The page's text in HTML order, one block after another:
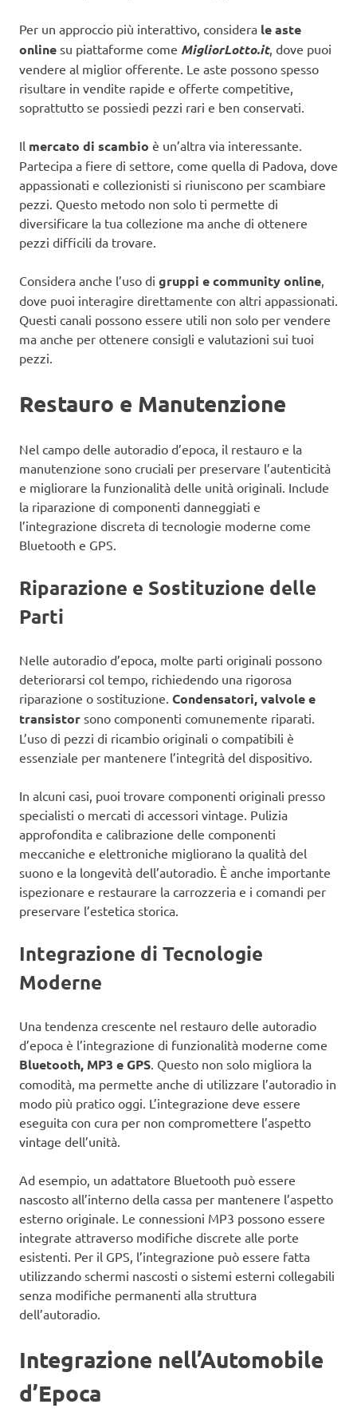
Per un approccio più interattivo, considera le aste
online su piattaforme come MigliorLotto.it, dove puoi
vendere al miglior offerente. Le aste possono spesso
risultare in vendite rapide e offerte competitive,
soprattutto se possiedi pezzi rari e ben conservati.
Il mercato di scambio è un’altra via interessante.
Partecipa a fiere di settore, come quella di Padova, dove
appassionati e collezionisti si riuniscono per scambiare
pezzi. Questo metodo non solo ti permette di
diversificare la tua collezione ma anche di ottenere
pezzi difficili da trovare.
Considera anche l’uso di gruppi e community online,
dove puoi interagire direttamente con altri appassionati.
Questi canali possono essere utili non solo per vendere
ma anche per ottenere consigli e valutazioni sui tuoi
pezzi.
Restauro e Manutenzione
Nel campo delle autoradio d’epoca, il restauro e la
manutenzione sono cruciali per preservare l’autenticità
e migliorare la funzionalità delle unità originali. Include
la riparazione di componenti danneggiati e
l’integrazione discreta di tecnologie moderne come
Bluetooth e GPS.
Riparazione e Sostituzione delle
Parti
Nelle autoradio d’epoca, molte parti originali possono
deteriorarsi col tempo, richiedendo una rigorosa
riparazione o sostituzione. Condensatori, valvole e
transistor sono componenti comunemente riparati.
L’uso di pezzi di ricambio originali o compatibili è
essenziale per mantenere l’integrità del dispositivo.
In alcuni casi, puoi trovare componenti originali presso
specialisti o mercati di accessori vintage. Pulizia
approfondita e calibrazione delle componenti
meccaniche e elettroniche migliorano la qualità del
suono e la longevità dell’autoradio. È anche importante
ispezionare e restaurare la carrozzeria e i comandi per
preservare l’estetica storica.
Integrazione di Tecnologie
Moderne
Una tendenza crescente nel restauro delle autoradio
d’epoca è l’integrazione di funzionalità moderne come
Bluetooth, MP3 e GPS. Questo non solo migliora la
comodità, ma permette anche di utilizzare l’autoradio in
modo più pratico oggi. L’integrazione deve essere
eseguita con cura per non compromettere l’aspetto
vintage dell’unità.
Ad esempio, un adattatore Bluetooth può essere
nascosto all’interno della cassa per mantenere l’aspetto
esterno originale. Le connessioni MP3 possono essere
integrate attraverso modifiche discrete alle porte
esistenti. Per il GPS, l’integrazione può essere fatta
utilizzando schermi nascosti o sistemi esterni collegabili
senza modifiche permanenti alla struttura
dell’autoradio.
Integrazione nell’Automobile
d’Epoca